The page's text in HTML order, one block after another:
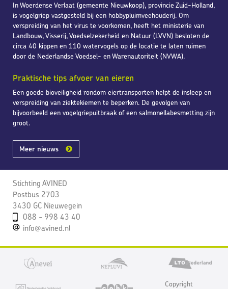
In Woerdense Verlaat (gemeente Nieuwkoop), provincie Zuid-Holland,
is vogelgriep vastgesteld bij een hobbypluimveehouderij. Om
verspreiding van het virus te voorkomen, heeft het ministerie van
Landbouw, Visserij, Voedselzekerheid en Natuur (LVVN) besloten de
circa 40 kippen en 110 watervogels op de locatie te laten ruimen
door de Nederlandse Voedsel- en Warenautoriteit (NVWA).
Praktische tips afvoer van eieren
Een goede bioveiligheid rondom eiertransporten helpt de insleep en
verspreiding van ziektekiemen te beperken. De gevolgen van
bijvoorbeeld een vogelgriepuitbraak of een salmonellabesmetting zijn
groot.
Meer nieuws
Stichting AVINED
Postbus 2703
3430 GC Nieuwegein
088 - 998 43 40
info@avined.nl
Copyright